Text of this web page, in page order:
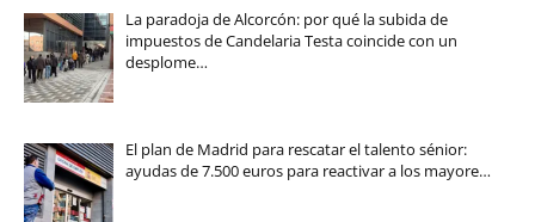
La paradoja de Alcorcón: por qué la subida de
impuestos de Candelaria Testa coincide con un
desplome…
El plan de Madrid para rescatar el talento sénior:
ayudas de 7.500 euros para reactivar a los mayore…